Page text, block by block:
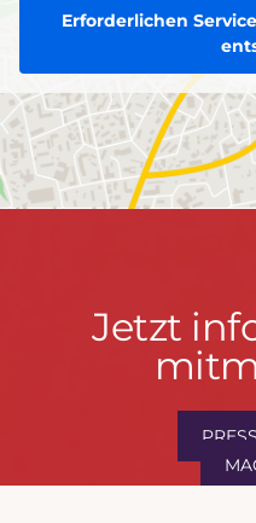
Erforderlichen
Jetzt
informieren
Jetzt